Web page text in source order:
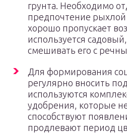
грунта. Необходимо
предпочтение рыхлой
хорошо пропускает
используется
смешивать его с
Для формирования
регулярно вносить
используются
удобрения, которые
способствуют
продлевают период